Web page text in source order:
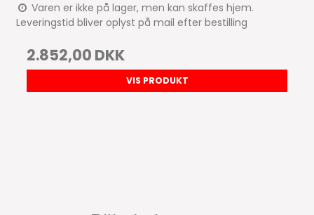
Varen er ikke på lager, men kan skaffes hjem.
Leveringstid bliver oplyst på mail efter bestilling
2.852,00 DKK
VIS PRODUKT